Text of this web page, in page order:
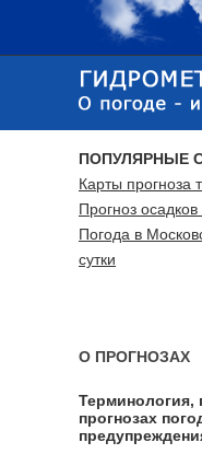
ПОПУЛЯРНЫЕ
Карты прогноза
Прогноз
Погода в
сутки
О ПРОГНОЗАХ
Терминология,
прогнозах